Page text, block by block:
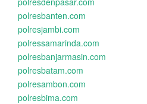
polresbanten.com
polresjambi.com
polressamarinda.com
polresbanjarmasin.com
polresbatam.com
polresambon.com
polresbima.com